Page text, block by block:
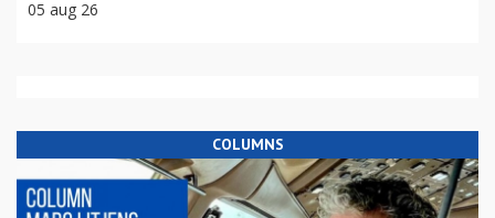
05 aug 26
COLUMNS